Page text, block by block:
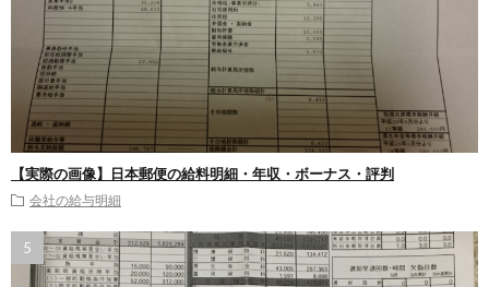
【実際の画像】日本郵便の給料明細・年収・ボーナス・評判
会社の給与明細